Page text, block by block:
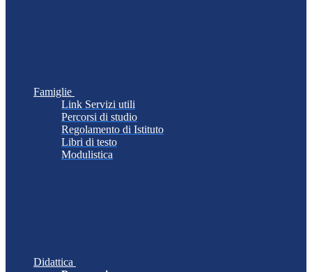
Famiglie
Link Servizi utili
Percorsi di studio
Regolamento di Istituto
Libri di testo
Modulistica
Didattica